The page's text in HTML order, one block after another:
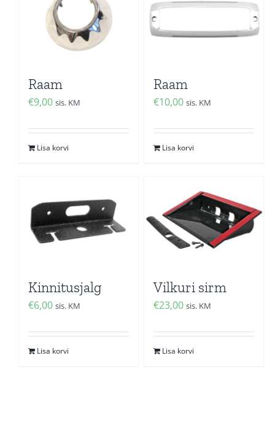
Raam
€9,00 sis. KM
Lisa korvi
Raam
€10,00 sis. KM
Lisa korvi
Kinnitusjalg
€6,00 sis. KM
Lisa korvi
Vilkuri sirm
€23,00 sis. KM
Lisa korvi